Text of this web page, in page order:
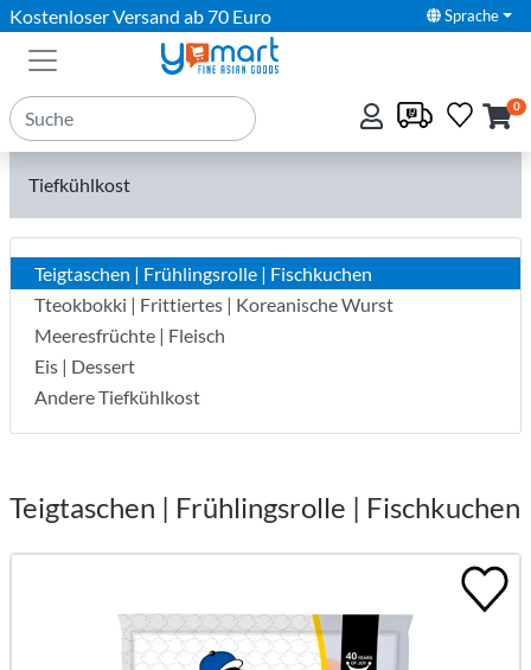
Kostenloser Versand ab 70 Euro Sprache
0
Tiefkühlkost
Teigtaschen | Frühlingsrolle | Fischkuchen
Tteokbokki | Frittiertes | Koreanische Wurst
Meeresfrüchte | Fleisch
Eis | Dessert
Andere Tiefkühlkost
Teigtaschen | Frühlingsrolle | Fischkuchen